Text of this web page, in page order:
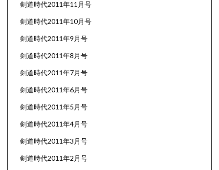
剣道時代2011年11月号
剣道時代2011年10月号
剣道時代2011年9月号
剣道時代2011年8月号
剣道時代2011年7月号
剣道時代2011年6月号
剣道時代2011年5月号
剣道時代2011年4月号
剣道時代2011年3月号
剣道時代2011年2月号